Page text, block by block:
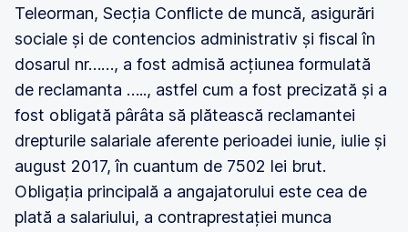
Teleorman, Secția Conflicte de muncă, asigurări
sociale și de contencios administrativ și fiscal în
dosarul nr……, a fost admisă acțiunea formulată
de reclamanta ….., astfel cum a fost precizată și a
fost obligată pârâta să plătească reclamantei
drepturile salariale aferente perioadei iunie, iulie și
august 2017, în cuantum de 7502 lei brut.
Obligația principală a angajatorului este cea de
plată a salariului, a contraprestației munca